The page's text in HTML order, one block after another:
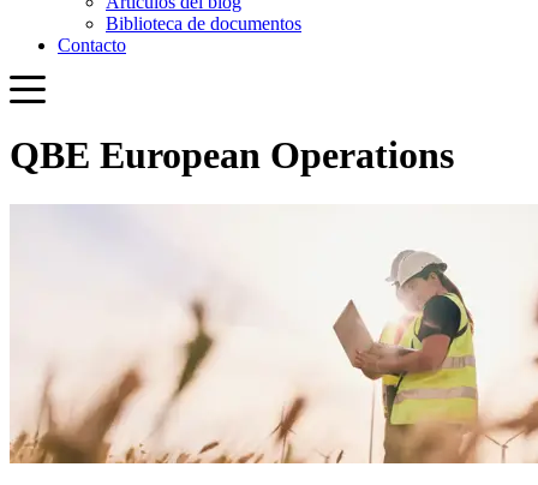
QBE European Operations